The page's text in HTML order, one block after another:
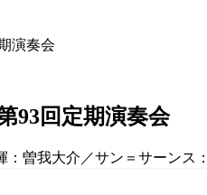
93回定期演奏会
曽我大介／サン＝サーン